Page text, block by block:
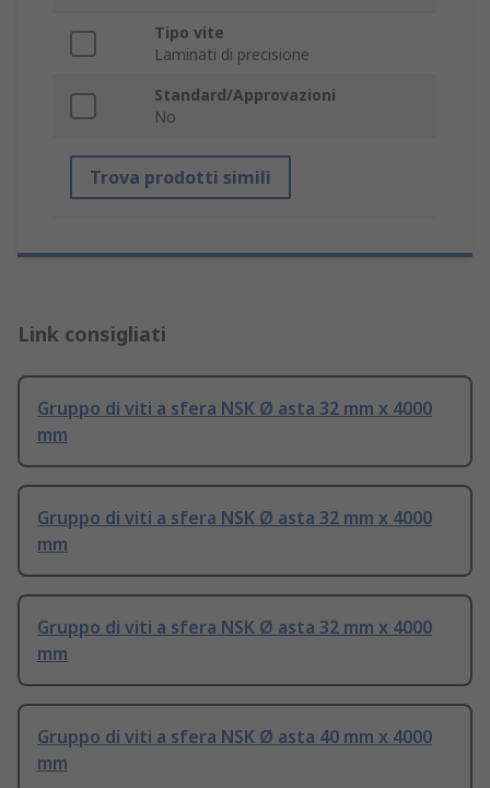
Tipo vite
Laminati di precisione
Standard/Approvazioni
No
Trova prodotti simili
Link consigliati
Gruppo di viti a sfera NSK Ø asta 32 mm x 4000
mm
Gruppo di viti a sfera NSK Ø asta 32 mm x 4000
mm
Gruppo di viti a sfera NSK Ø asta 32 mm x 4000
mm
Gruppo di viti a sfera NSK Ø asta 40 mm x 4000
mm